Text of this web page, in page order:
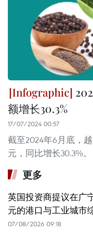
额增长30.3%
17/07/2024 00:57
截至2024年6月底，
元，同比增长30.3%。
更多
英国投资商提议在广
元的港口与工业城市
07/08/2026 09:18